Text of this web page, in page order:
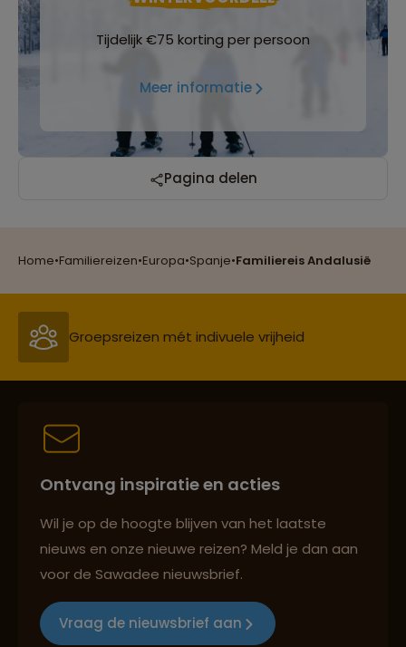
Home•Familiereizen•Europa•Spanje•Familiereis Andalusië
Tijdelijk €75 korting per persoon
Meer informatie
Pagina delen
Reizen met oog voor mens, cultuur en milieu
Groepsreizen mét indivuele vrijheid
Ontvang inspiratie en acties
Wil je op de hoogte blijven van het laatste
nieuws en onze nieuwe reizen? Meld je dan aan
voor de Sawadee nieuwsbrief.
Vraag de nieuwsbrief aan